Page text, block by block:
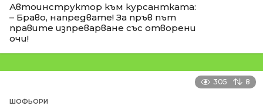
Автоинструктор към курсантката:
– Браво, напредвате! За пръв път
правите изпреварване със отворени
очи!
305 8
ШОФЬОРИ